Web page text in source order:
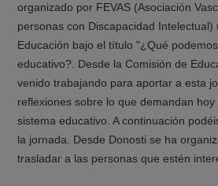
organizado por FEVAS (Asociación
personas con Discapacidad Intelectual)
Educación bajo el título "¿Qué
educativo?. Desde la Comisión de
venido trabajando para aportar a esta
reflexiones sobre lo que demandan
sistema educativo. A continuación
la jornada. Desde Donosti se ha
trasladar a las personas que estén